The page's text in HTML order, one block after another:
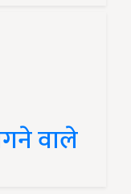
वाले